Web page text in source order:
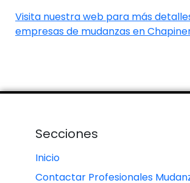
Visita nuestra web para más
empresas de mudanzas en
Secciones
Inicio
Contactar Profesionales